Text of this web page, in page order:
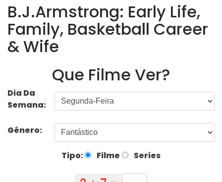
B.J.Armstrong: Early Life,
Family, Basketball Career
& Wife
Que Filme Ver?
Dia Da
Semana:
Gênero:
Tipo: Filme Series